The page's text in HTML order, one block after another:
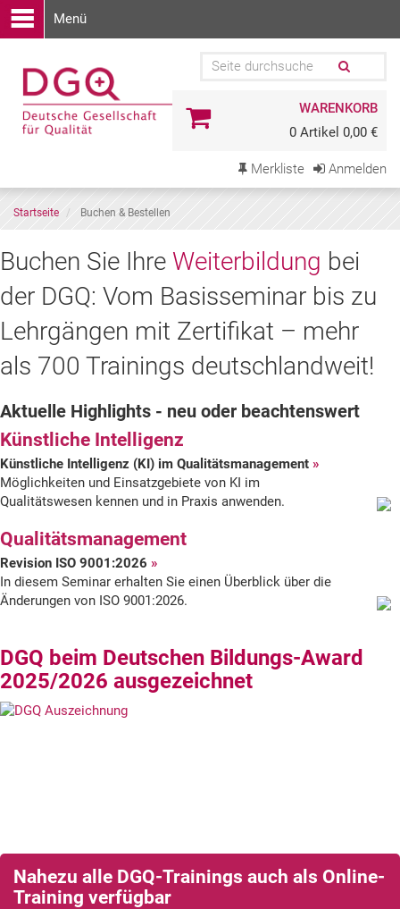
Menü
WARENKORB
0 Artikel 0,00 €
Merkliste Anmelden
Startseite Buchen & Bestellen
Buchen
Sie
Ihre
Weiterbildung
bei
der
DGQ
Buchen Sie Ihre Weiterbildung bei
der DGQ: Vom Basisseminar bis zu
Lehrgängen mit Zertifikat – mehr
als 700 Trainings deutschlandweit!
Aktuelle Highlights - neu oder beachtenswert
Künstliche Intelligenz
Künstliche Intelligenz (KI) im Qualitätsmanagement
Möglichkeiten und Einsatzgebiete von KI im
Qualitätswesen kennen und in Praxis anwenden.
Qualitätsmanagement
Revision ISO 9001:2026
In diesem Seminar erhalten Sie einen Überblick über die
Änderungen von ISO 9001:2026.
DGQ beim Deutschen Bildungs-Award
2025/2026 ausgezeichnet
Nahezu alle DGQ-Trainings auch als Online-
Training verfügbar